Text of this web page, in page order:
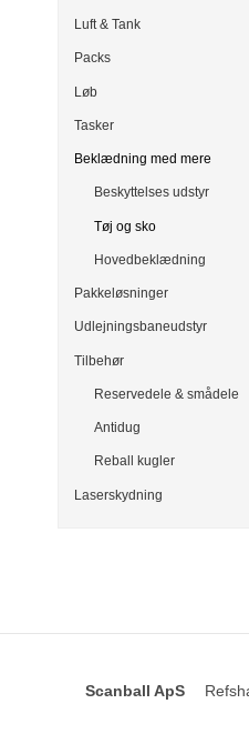
Luft & Tank
Packs
Løb
Tasker
Beklædning med mere
Beskyttelses udstyr
Tøj og sko
Hovedbeklædning
Pakkeløsninger
Udlejningsbaneudstyr
Tilbehør
Reservedele & smådele
Antidug
Reball kugler
Laserskydning
Scanball ApS